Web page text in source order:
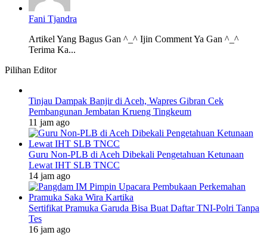
Fani Tjandra
Artikel Yang Bagus Gan ^_^ Ijin Comment Ya Gan ^_^
Terima Ka...
Pilihan Editor
Tinjau Dampak Banjir di Aceh, Wapres Gibran Cek
Pembangunan Jembatan Krueng Tingkeum
11 jam ago
Guru Non-PLB di Aceh Dibekali Pengetahuan Ketunaan
Lewat IHT SLB TNCC
14 jam ago
Sertifikat Pramuka Garuda Bisa Buat Daftar TNI-Polri Tanpa
Tes
16 jam ago